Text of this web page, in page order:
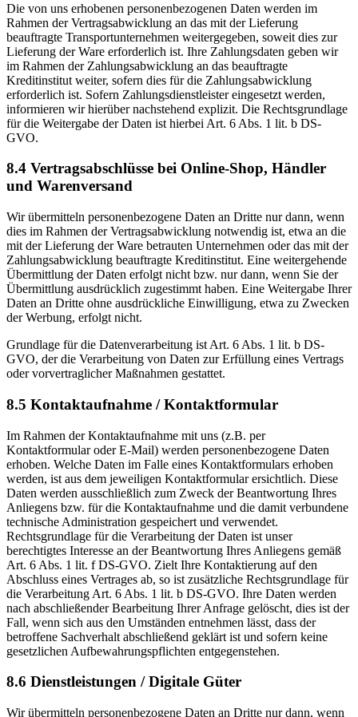
Die von uns erhobenen personenbezogenen Daten werden im
Rahmen der Vertragsabwicklung an das mit der Lieferung
beauftragte Transportunternehmen weitergegeben, soweit dies zur
Lieferung der Ware erforderlich ist. Ihre Zahlungsdaten geben wir
im Rahmen der Zahlungsabwicklung an das beauftragte
Kreditinstitut weiter, sofern dies für die Zahlungsabwicklung
erforderlich ist. Sofern Zahlungsdienstleister eingesetzt werden,
informieren wir hierüber nachstehend explizit. Die Rechtsgrundlage
für die Weitergabe der Daten ist hierbei Art. 6 Abs. 1 lit. b DS-
GVO.
8.4 Vertragsabschlüsse bei Online-Shop, Händler
und Warenversand
Wir übermitteln personenbezogene Daten an Dritte nur dann, wenn
dies im Rahmen der Vertragsabwicklung notwendig ist, etwa an die
mit der Lieferung der Ware betrauten Unternehmen oder das mit der
Zahlungsabwicklung beauftragte Kreditinstitut. Eine weitergehende
Übermittlung der Daten erfolgt nicht bzw. nur dann, wenn Sie der
Übermittlung ausdrücklich zugestimmt haben. Eine Weitergabe Ihrer
Daten an Dritte ohne ausdrückliche Einwilligung, etwa zu Zwecken
der Werbung, erfolgt nicht.
Grundlage für die Datenverarbeitung ist Art. 6 Abs. 1 lit. b DS-
GVO, der die Verarbeitung von Daten zur Erfüllung eines Vertrags
oder vorvertraglicher Maßnahmen gestattet.
8.5 Kontaktaufnahme / Kontaktformular
Im Rahmen der Kontaktaufnahme mit uns (z.B. per
Kontaktformular oder E-Mail) werden personenbezogene Daten
erhoben. Welche Daten im Falle eines Kontaktformulars erhoben
werden, ist aus dem jeweiligen Kontaktformular ersichtlich. Diese
Daten werden ausschließlich zum Zweck der Beantwortung Ihres
Anliegens bzw. für die Kontaktaufnahme und die damit verbundene
technische Administration gespeichert und verwendet.
Rechtsgrundlage für die Verarbeitung der Daten ist unser
berechtigtes Interesse an der Beantwortung Ihres Anliegens gemäß
Art. 6 Abs. 1 lit. f DS-GVO. Zielt Ihre Kontaktierung auf den
Abschluss eines Vertrages ab, so ist zusätzliche Rechtsgrundlage für
die Verarbeitung Art. 6 Abs. 1 lit. b DS-GVO. Ihre Daten werden
nach abschließender Bearbeitung Ihrer Anfrage gelöscht, dies ist der
Fall, wenn sich aus den Umständen entnehmen lässt, dass der
betroffene Sachverhalt abschließend geklärt ist und sofern keine
gesetzlichen Aufbewahrungspflichten entgegenstehen.
8.6 Dienstleistungen / Digitale Güter
Wir übermitteln personenbezogene Daten an Dritte nur dann, wenn